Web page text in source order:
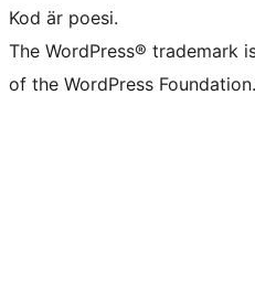
Kod är poesi.
The WordPress® trademark
of the WordPress Foundation.